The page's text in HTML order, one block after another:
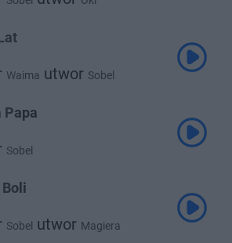
Waima utwor Sobel
Papa
Sobel
Sobel utwor Magiera